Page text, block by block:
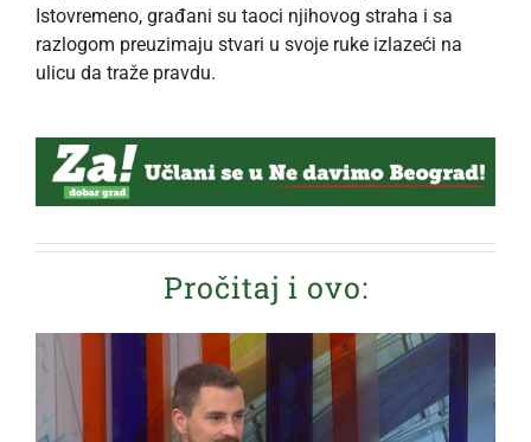
Istovremeno, građani su taoci njihovog straha i sa
razlogom preuzimaju stvari u svoje ruke izlazeći na
ulicu da traže pravdu.
Pročitaj i ovo: